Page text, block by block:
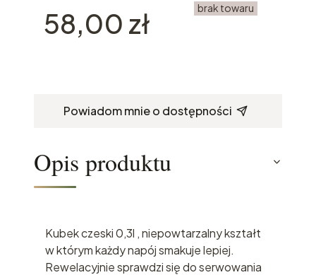
Cena
58,00 zł brak towaru
Powiadom mnie o dostępności
Opis produktu
Kubek czeski 0,3l , niepowtarzalny kształt
w którym każdy napój smakuje lepiej.
Rewelacyjnie sprawdzi się do serwowania